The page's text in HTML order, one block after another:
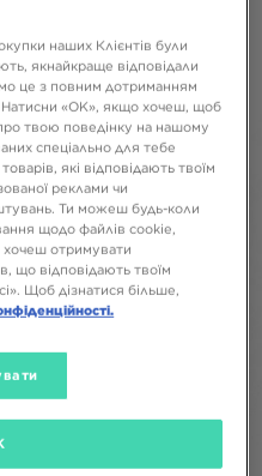
наших Клієнтів були
якнайкраще відповідали
це з повним дотриманням
Натисни «OK», якщо хочеш, щоб
твою поведінку на нашому
спеціально для тебе
які відповідають твоїм
реклами чи
Ти можеш будь-коли
щодо файлів cookie,
отримувати
що відповідають твоїм
Щоб дізнатися більше,